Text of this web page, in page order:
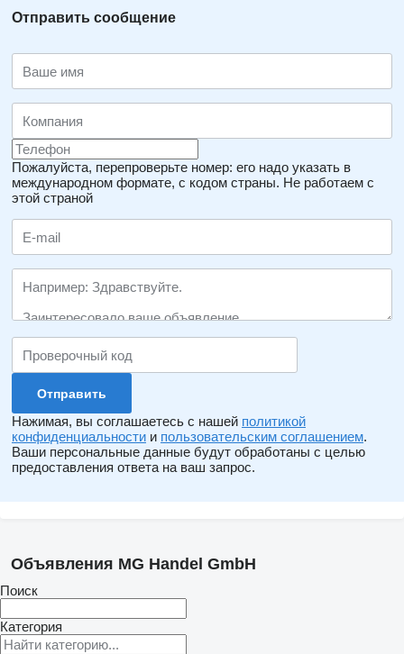
Отправить сообщение
Пожалуйста, перепроверьте номер: его надо указать в
международном формате, с кодом страны. Не работаем с
этой страной
Нажимая, вы соглашаетесь с нашей политикой
конфиденциальности и пользовательским соглашением.
Ваши персональные данные будут обработаны с целью
предоставления ответа на ваш запрос.
Объявления MG Handel GmbH
Поиск
Категория